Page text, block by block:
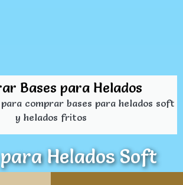
Bases para Helados
comprar bases para helados soft
y helados fritos
Helados Soft